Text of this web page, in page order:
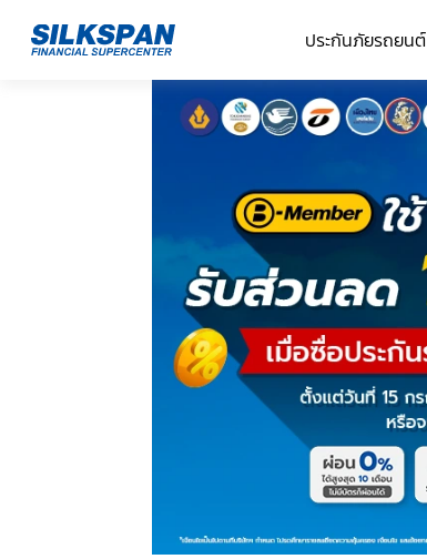
ประกันภัยรถยนต์